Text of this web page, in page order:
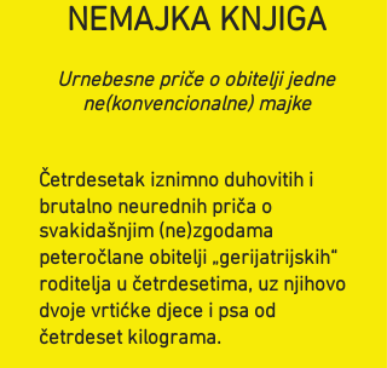
NEMAJKA KNJIGA
Urnebesne priče o obitelji jedne
ne(konvencionalne) majke
Četrdesetak iznimno duhovitih i
brutalno neurednih priča o
svakidašnjim (ne)zgodama
peteročlane obitelji „gerijatrijskih“
roditelja u četrdesetima, uz njihovo
dvoje vrtićke djece i psa od
četrdeset kilograma.